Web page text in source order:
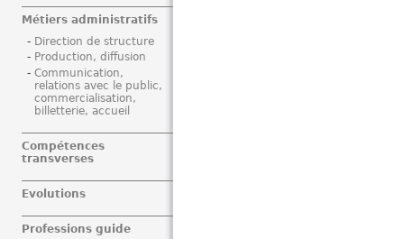
Métiers administratifs
Direction de structure
Production, diffusion
Communication,
relations avec le public,
commercialisation,
billetterie, accueil
Compétences
transverses
Evolutions
Professions guide